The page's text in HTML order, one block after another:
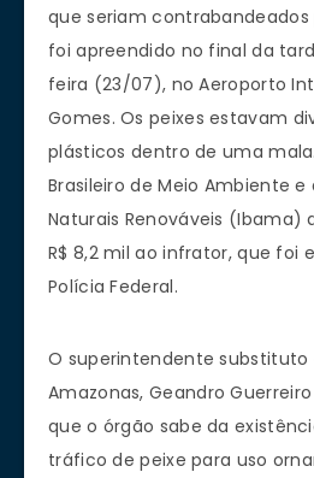
que seriam
foi apreendido no final da
feira (23/07), no Aeroporto
Gomes. Os peixes estavam
plásticos dentro de uma
Brasileiro de Meio Ambiente e
Naturais Renováveis (Ibama)
R$ 8,2 mil ao infrator, que foi
Polícia Federal.
O superintendente substituto
Amazonas, Geandro
que o órgão sabe da
tráfico de peixe para uso